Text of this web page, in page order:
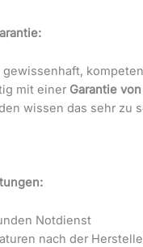
gewissenhaft,
mit einer Garantie
wissen das sehr zu
Notdienst
nach der